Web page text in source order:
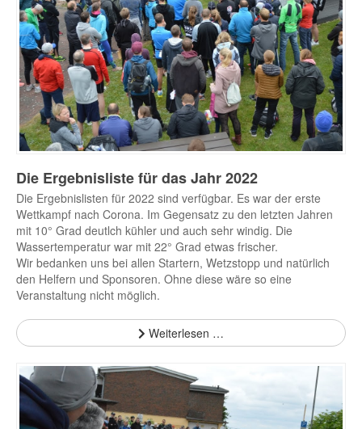
Die Ergebnisliste für das Jahr 2022
Die Ergebnislisten für 2022 sind verfügbar. Es war der erste
Wettkampf nach Corona. Im Gegensatz zu den letzten Jahren
mit 10° Grad deutlch kühler und auch sehr windig. Die
Wassertemperatur war mit 22° Grad etwas frischer.
Wir bedanken uns bei allen Startern, Wetzstopp und natürlich
den Helfern und Sponsoren. Ohne diese wäre so eine
Veranstaltung nicht möglich.
Weiterlesen …